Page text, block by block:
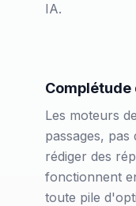
IA.
Complétude
Les moteurs
passages, pas
rédiger des
fonctionnent
toute pile